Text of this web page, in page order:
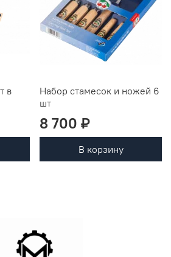
в
Набор стамесок и ножей 6
шт
8 700 ₽
В корзину